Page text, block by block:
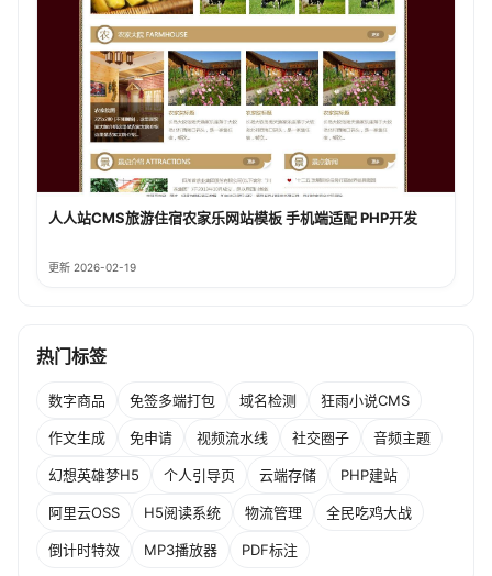
人人站CMS旅游住宿农家乐网站模板 手机端适配 PHP开发
更新 2026-02-19
热门标签
数字商品 免签多端打包 域名检测 狂雨小说CMS
作文生成 免申请 视频流水线 社交圈子 音频主题
幻想英雄梦H5 个人引导页 云端存储 PHP建站
阿里云OSS H5阅读系统 物流管理 全民吃鸡大战
倒计时特效 MP3播放器 PDF标注